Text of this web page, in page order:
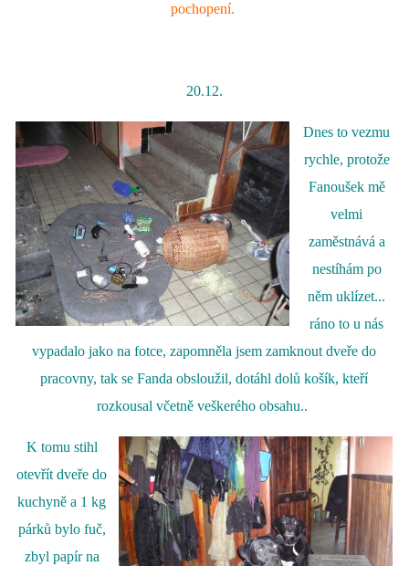
pochopení.
20.12.
Dnes to vezmu
rychle, protože
Fanoušek mě
velmi
zaměstnává a
nestíhám po
něm uklízet...
ráno to u nás
vypadalo jako na fotce, zapomněla jsem zamknout dveře do
pracovny, tak se Fanda obsloužil, dotáhl dolů košík, kteří
rozkousal včetně veškerého obsahu..
K tomu stihl
otevřít dveře do
kuchyně a 1 kg
párků bylo fuč,
zbyl papír na